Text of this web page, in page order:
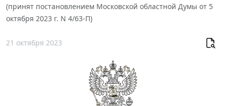
(принят постановлением Московской областной Думы от 5
октября 2023 г. N 4/63-П)
21 октября 2023